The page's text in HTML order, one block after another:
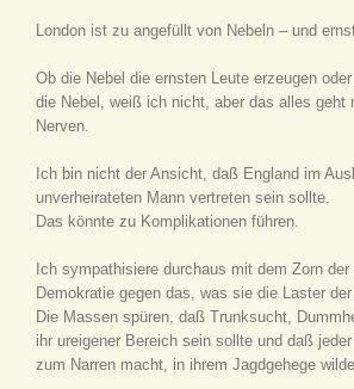
London ist zu angefüllt von Nebeln – und
Ob die Nebel die ernsten Leute erzeugen
die Nebel, weiß ich nicht, aber das alles geht
Nerven.
Ich bin nicht der Ansicht, daß England im
unverheirateten Mann vertreten sein sollte.
Das könnte zu Komplikationen führen.
Ich sympathisiere durchaus mit dem Zorn
Demokratie gegen das, was sie die Laster
Die Massen spüren, daß Trunksucht,
ihr ureigener Bereich sein sollte und daß
zum Narren macht, in ihrem Jagdgehege